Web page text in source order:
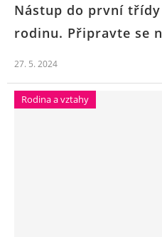
Nástup do první
rodinu. Připravte se
27. 5. 2024
Rodina a vztahy